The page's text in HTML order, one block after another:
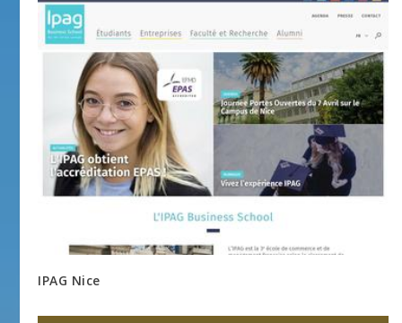
IPAG Nice